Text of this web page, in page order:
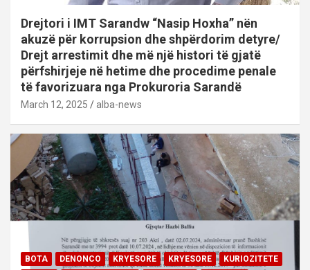
Drejtori i IMT Sarandw “Nasip Hoxha” nën
akuzë për korrupsion dhe shpërdorim detyre/
Drejt arrestimit dhe më një histori të gjatë
përfshirjeje në hetime dhe procedime penale
të favorizuara nga Prokuroria Sarandë
March 12, 2025 alba-news
BOTA DENONCO KRYESORE KRYESORE
KURIOZITETE